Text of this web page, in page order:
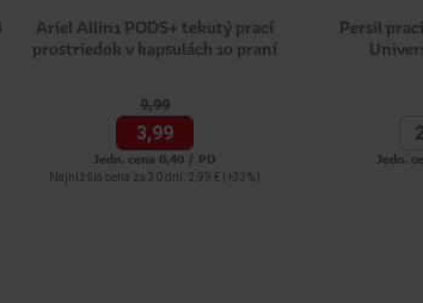
Ariel Allin1 PODS+ tekutý prací
prostriedok v kapsulách 10 praní
9,99
3,99
Jedn. cena 0,40 / PD
Najnižšia cena za 30 dní: 2,99 € (+33%)
Persil
Jedn.